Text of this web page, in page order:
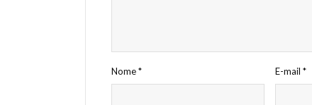
Nome* E-mail*